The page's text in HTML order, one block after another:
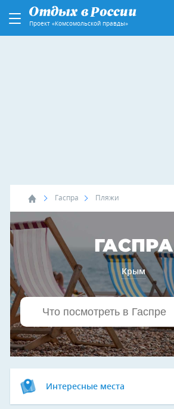
Проект «Комсомольской правды»
Гаспра Пляжи
ГАСПРА
Крым
Интересные места